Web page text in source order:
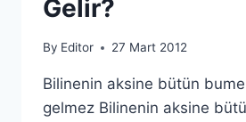
Gelir?
By Editor 27 Mart 2012
Bilinenin aksine bütün
gelmez Bilinenin aksine